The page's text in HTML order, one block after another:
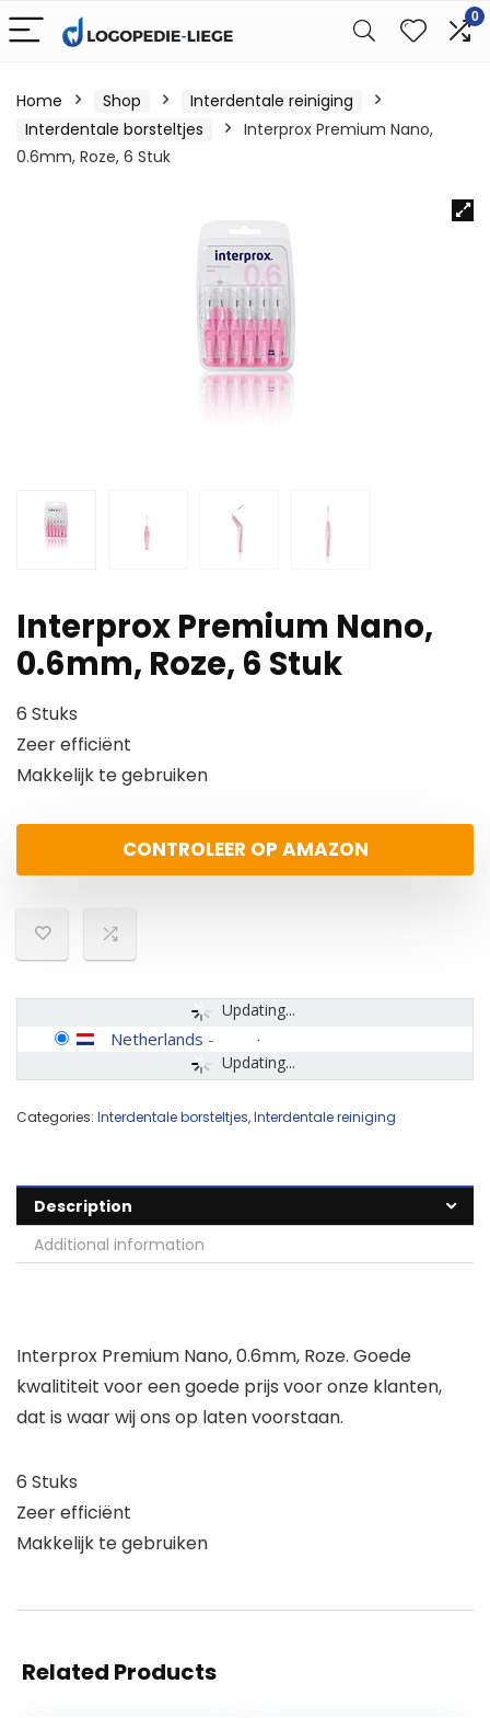
0
Home Shop
Interdentale reiniging
Interdentale borsteltjes
Interprox Premium Nano,
0.6mm, Roze, 6 Stuk
Interprox Premium Nano,
0.6mm, Roze, 6 Stuk
6 Stuks
Zeer efficiënt
Makkelijk te gebruiken
CONTROLEER OP AMAZON
Updating...
Updating...
Netherlands -
Categories: Interdentale borsteltjes,Interdentale reiniging
Description
Additional information
Interprox Premium Nano, 0.6mm, Roze. Goede
kwalititeit voor een goede prijs voor onze klanten,
dat is waar wij ons op laten voorstaan.
6 Stuks
Zeer efficiënt
Makkelijk te gebruiken
Related Products